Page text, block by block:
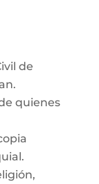
de
quienes